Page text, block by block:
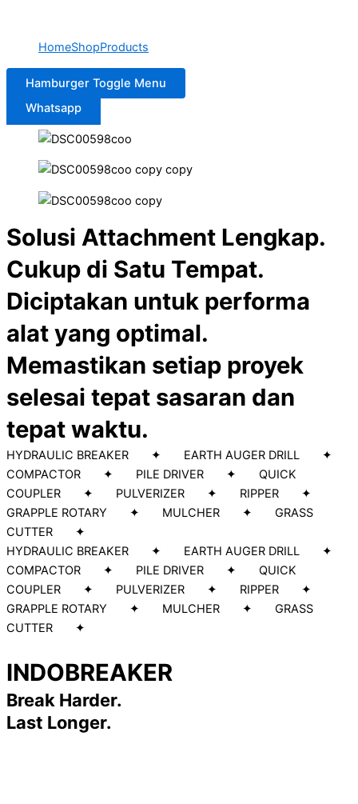
HomeShopProducts
Hamburger Toggle Menu
Whatsapp
Solusi Attachment Lengkap.
Cukup di Satu Tempat.
Diciptakan untuk performa
alat yang optimal.
Memastikan setiap proyek
selesai tepat sasaran dan
tepat waktu.
HYDRAULIC BREAKER ✦ EARTH AUGER DRILL ✦
COMPACTOR ✦ PILE DRIVER ✦ QUICK
COUPLER ✦ PULVERIZER ✦ RIPPER ✦
GRAPPLE ROTARY ✦ MULCHER ✦ GRASS
CUTTER ✦
HYDRAULIC BREAKER ✦ EARTH AUGER DRILL ✦
COMPACTOR ✦ PILE DRIVER ✦ QUICK
COUPLER ✦ PULVERIZER ✦ RIPPER ✦
GRAPPLE ROTARY ✦ MULCHER ✦ GRASS
CUTTER ✦
INDOBREAKER
Break Harder.
Last Longer.